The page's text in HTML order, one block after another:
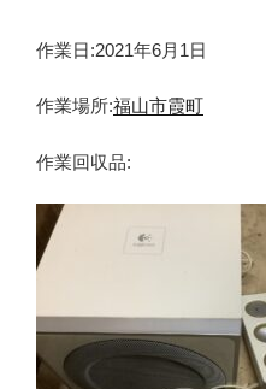
作業日:2021年6月1日
作業場所:福山市霞町
作業回収品: